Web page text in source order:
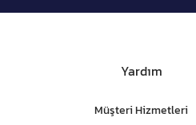
Yardım
Müşteri Hizmetleri